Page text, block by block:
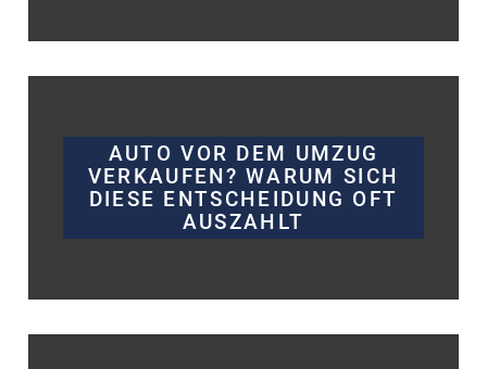
AUTO VOR DEM UMZUG
VERKAUFEN? WARUM SICH
DIESE ENTSCHEIDUNG OFT
AUSZAHLT